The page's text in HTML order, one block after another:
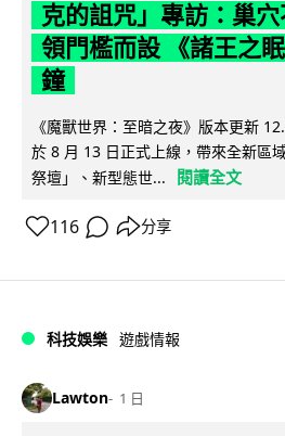
克的詛咒」專訪：巢
領門檻而設 《諸王之
鐘
《魔獸世界：至暗之夜》版本更新
於 8 月 13 日正式上線，帶來全新區
祭壇」、新型態世...
閱讀全文
116 分享
科技娛樂 遊戲情報
Lawton 1 日